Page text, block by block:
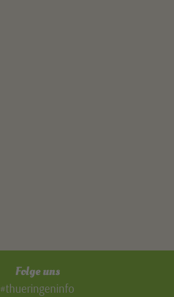
Folge uns
#thueringeninfo